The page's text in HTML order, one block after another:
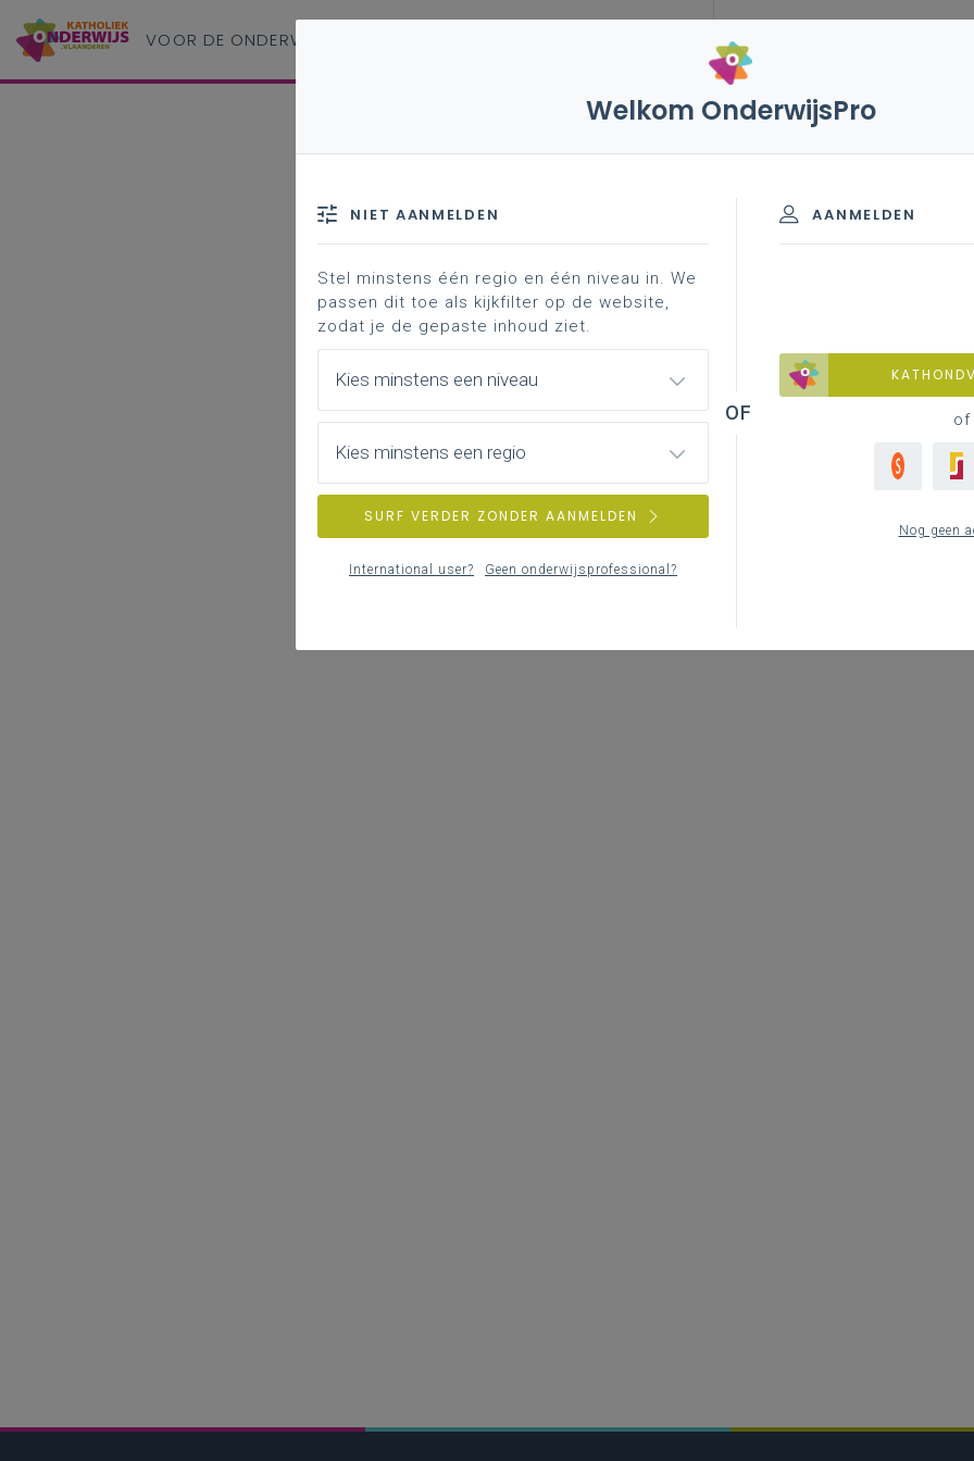
VOOR DE ONDERWIJS
Welkom OnderwijsPro
AANMELDEN
of
Nog geen
NIET AANMELDEN
Stel minstens één regio en één niveau in. We
passen dit toe als kijkfilter op de website,
zodat je de gepaste inhoud ziet.
Kies minstens een niveau
Kies minstens een regio
SURF VERDER ZONDER AANMELDEN
International user? Geen onderwijsprofessional?